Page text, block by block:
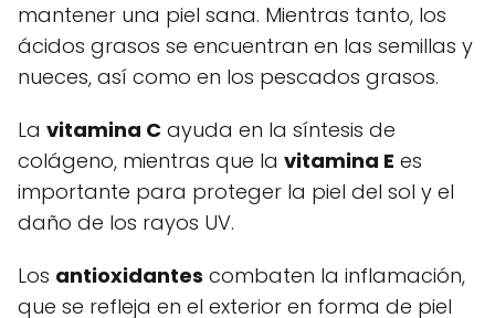
mantener una piel sana. Mientras tanto, los
ácidos grasos se encuentran en las semillas y
nueces, así como en los pescados grasos.
La vitamina C ayuda en la síntesis de
colágeno, mientras que la vitamina E es
importante para proteger la piel del sol y el
daño de los rayos UV.
Los antioxidantes combaten la inflamación,
que se refleja en el exterior en forma de piel